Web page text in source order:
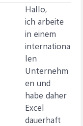
Hallo,
ich arbeite
in einem
internationa
len
Unternehm
en und
habe daher
Excel
dauerhaft